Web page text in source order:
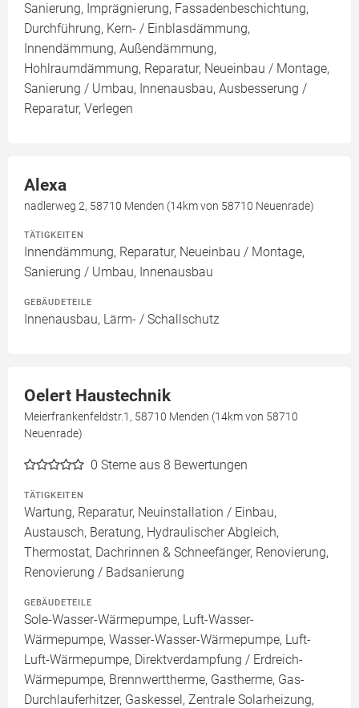
Sanierung, Imprägnierung, Fassadenbeschichtung,
Durchführung, Kern- / Einblasdämmung,
Innendämmung, Außendämmung,
Hohlraumdämmung, Reparatur, Neueinbau / Montage,
Sanierung / Umbau, Innenausbau, Ausbesserung /
Reparatur, Verlegen
Alexa
nadlerweg 2, 58710 Menden (14km von 58710 Neuenrade)
TÄTIGKEITEN
Innendämmung, Reparatur, Neueinbau / Montage,
Sanierung / Umbau, Innenausbau
GEBÄUDETEILE
Innenausbau, Lärm- / Schallschutz
Oelert Haustechnik
Meierfrankenfeldstr.1, 58710 Menden (14km von 58710
Neuenrade)
0 Sterne aus 8 Bewertungen
TÄTIGKEITEN
Wartung, Reparatur, Neuinstallation / Einbau,
Austausch, Beratung, Hydraulischer Abgleich,
Thermostat, Dachrinnen & Schneefänger, Renovierung,
Renovierung / Badsanierung
GEBÄUDETEILE
Sole-Wasser-Wärmepumpe, Luft-Wasser-
Wärmepumpe, Wasser-Wasser-Wärmepumpe, Luft-
Luft-Wärmepumpe, Direktverdampfung / Erdreich-
Wärmepumpe, Brennwerttherme, Gastherme, Gas-
Durchlauferhitzer, Gaskessel, Zentrale Solarheizung,